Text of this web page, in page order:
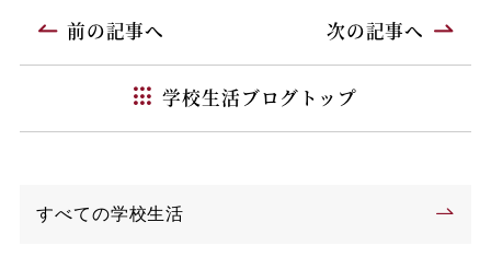
前の記事へ
学校生活ブログトップ
次の記事へ
すべての学校生活